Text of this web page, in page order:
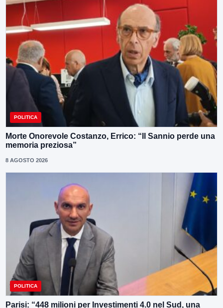
POLITICA
Morte Onorevole Costanzo, Errico: “Il Sannio perde una
memoria preziosa”
8 AGOSTO 2026
POLITICA
Parisi: “448 milioni per Investimenti 4.0 nel Sud, una